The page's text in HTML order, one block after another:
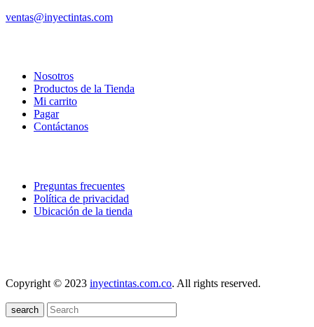
ventas@inyectintas.com
Nosotros
Productos de la Tienda
Mi carrito
Pagar
Contáctanos
Preguntas frecuentes
Política de privacidad
Ubicación de la tienda
Copyright © 2023 inyectintas.com.co. All rights reserved.
search